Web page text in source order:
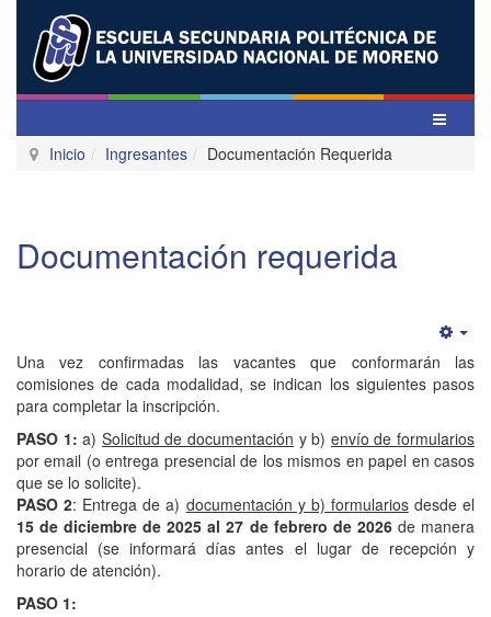
Inicio Ingresantes Documentación Requerida
Documentación requerida
Una vez confirmadas las vacantes que conformarán las
comisiones de cada modalidad, se indican los siguientes pasos
para completar la inscripción.
PASO 1: a) Solicitud de documentación y b) envío de formularios
por email (o entrega presencial de los mismos en papel en casos
que se lo solicite).
PASO 2: Entrega de a) documentación y b) formulariosdesde el
15 de diciembre de 2025 al 27 de febrero de 2026de manera
presencial (se informará días antes el lugar de recepción y
horario de atención).
PASO 1: